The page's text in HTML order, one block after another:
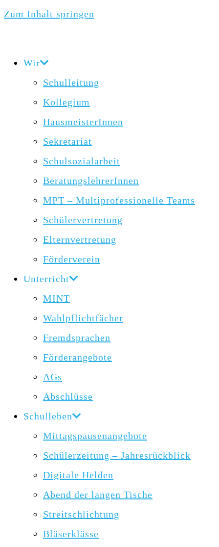
Zum Inhalt springen
Wir
Schulleitung
Kollegium
HausmeisterInnen
Sekretariat
Schulsozialarbeit
BeratungslehrerInnen
MPT – Multiprofessionelle Teams
Schülervertretung
Elternvertretung
Förderverein
Unterricht
MINT
Wahlpflichtfächer
Fremdsprachen
Förderangebote
AGs
Abschlüsse
Schulleben
Mittagspausenangebote
Schülerzeitung – Jahresrückblick
Digitale Helden
Abend der langen Tische
Streitschlichtung
Bläserklässe